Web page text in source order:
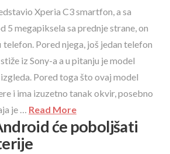
Xperia C3 smartfon, a sa
5 megapiksela sa prednje strane, on
telefon. Pored njega, još jedan telefon
iz Sony-a a u pitanju je model
Pored toga što ovaj model
i ima izuzetno tanak okvir, posebno
je … Read More
će poboljšati